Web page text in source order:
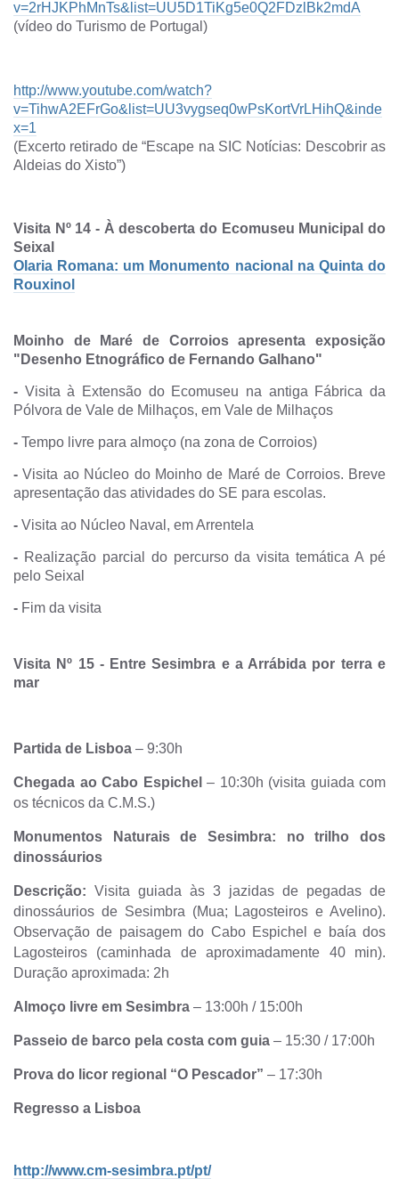
v=2rHJKPhMnTs&list=UU5D1TiKg5e0Q2FDzlBk2mdA
(vídeo do Turismo de Portugal)
http://www.youtube.com/watch?
v=TihwA2EFrGo&list=UU3vygseq0wPsKortVrLHihQ&inde
x=1
(Excerto retirado de “Escape na SIC Notícias: Descobrir as
Aldeias do Xisto”)
Visita Nº 14 - À descoberta do Ecomuseu Municipal do
Seixal
Olaria Romana: um Monumento nacional na Quinta do
Rouxinol
Moinho de Maré de Corroios apresenta exposição
"Desenho Etnográfico de Fernando Galhano"
- Visita à Extensão do Ecomuseu na antiga Fábrica da
Pólvora de Vale de Milhaços, em Vale de Milhaços
- Tempo livre para almoço (na zona de Corroios)
- Visita ao Núcleo do Moinho de Maré de Corroios. Breve
apresentação das atividades do SE para escolas.
- Visita ao Núcleo Naval, em Arrentela
- Realização parcial do percurso da visita temática A pé
pelo Seixal
- Fim da visita
Visita Nº 15 - Entre Sesimbra e a Arrábida por terra e
mar
Partida de Lisboa – 9:30h
Chegada ao Cabo Espichel – 10:30h (visita guiada com
os técnicos da C.M.S.)
Monumentos Naturais de Sesimbra: no trilho dos
dinossáurios
Descrição: Visita guiada às 3 jazidas de pegadas de
dinossáurios de Sesimbra (Mua; Lagosteiros e Avelino).
Observação de paisagem do Cabo Espichel e baía dos
Lagosteiros (caminhada de aproximadamente 40 min).
Duração aproximada: 2h
Almoço livre em Sesimbra – 13:00h / 15:00h
Passeio de barco pela costa com guia – 15:30 / 17:00h
Prova do licor regional “O Pescador” – 17:30h
Regresso a Lisboa
http://www.cm-sesimbra.pt/pt/